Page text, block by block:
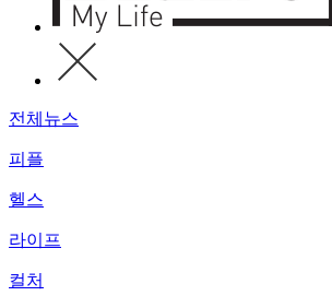
전체뉴스
피플
헬스
라이프
컬처